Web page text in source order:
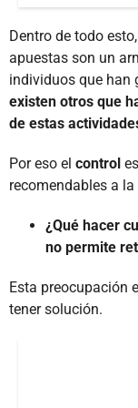
Dentro de todo
apuestas son un
individuos que han
existen otros que
de estas
Por eso el control
recomendables a
¿Qué hacer
no permite
Esta preocupación
tener solución.